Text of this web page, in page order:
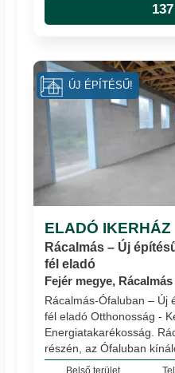
ELADÓ IKERHÁZ
Rácalmás – Új
fél eladó
Fejér megye, Rácalmás
Rácalmás-Ófaluban – Új
fél eladó Otthonosság -
Energiatakarékosság.
részén, az Ófaluban
Belső terület
ÚJ ÉPÍTÉSŰ!